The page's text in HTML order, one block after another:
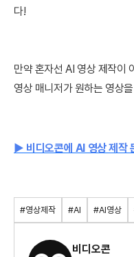
다!
만약 혼자선 AI 영상 제작이
영상 매니저가 원하는 영상
▶ 비디오콘에 AI 영상 제작
#영상제작 #AI #AI영상
비디오콘